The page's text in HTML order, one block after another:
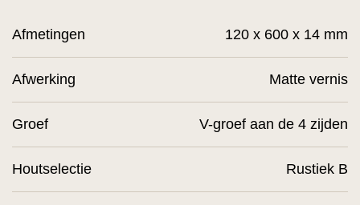
Afmetingen 120 x 600 x 14 mm
Afwerking Matte vernis
Groef V-groef aan de 4 zijden
Houtselectie Rustiek B